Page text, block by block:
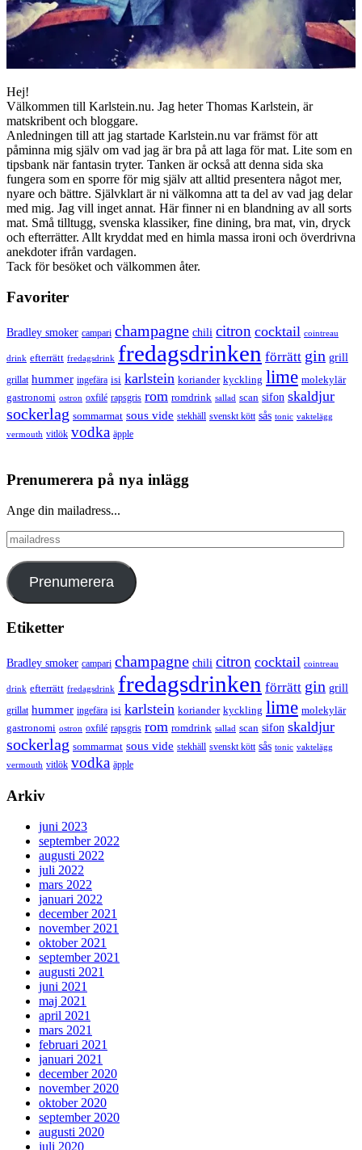
Hej!
Välkommen till Karlstein.nu. Jag heter Thomas Karlstein, är
matskribent och bloggare.
Anledningen till att jag startade Karlstein.nu var främst för att
påminna mig själv om vad jag är bra på att laga för mat. Lite som en
tipsbank när fantasin tryter. Tanken är också att denna sida ska
fungera som en sporre för mig själv att alltid presentera något mer,
nyare och bättre. Självklart är ni välkomna att ta del av vad jag delar
med mig. Jag vill inget annat. Här finner ni en blandning av all sorts
mat. Små tilltugg, svenska klassiker, fine dining, bra mat, vin, dryck
och efterrätter. Allt kryddat med en himla massa ironi och överdrivna
anekdoter ifrån vardagen.
Tack för besöket och välkommen åter.
Favoriter
Bradley smoker campari champagne chili citron cocktail cointreau
drink efterrätt fredagsdrink fredagsdrinken förrätt gin grill
grillat hummer ingefära isi karlstein koriander kyckling lime molekylär
gastronomi ostron oxfilé rapsgris rom romdrink sallad scan sifon skaldjur
sockerlag sommarmat sous vide stekhäll svenskt kött sås tonic vaktelägg
vermouth vitlök vodka äpple
Prenumerera på nya inlägg
Ange din mailadress...
mailadress
Prenumerera
Etiketter
Bradley smoker campari champagne chili citron cocktail cointreau
drink efterrätt fredagsdrink fredagsdrinken förrätt gin grill
grillat hummer ingefära isi karlstein koriander kyckling lime molekylär
gastronomi ostron oxfilé rapsgris rom romdrink sallad scan sifon skaldjur
sockerlag sommarmat sous vide stekhäll svenskt kött sås tonic vaktelägg
vermouth vitlök vodka äpple
Arkiv
juni 2023
september 2022
augusti 2022
juli 2022
mars 2022
januari 2022
december 2021
november 2021
oktober 2021
september 2021
augusti 2021
juni 2021
maj 2021
april 2021
mars 2021
februari 2021
januari 2021
december 2020
november 2020
oktober 2020
september 2020
augusti 2020
juli 2020